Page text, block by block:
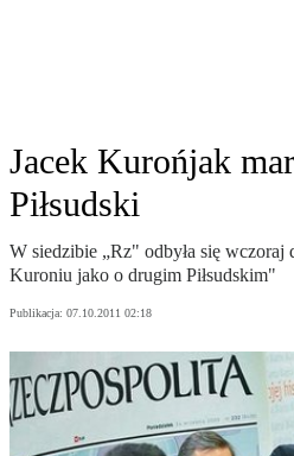
Jacek Kurońjak
Piłsudski
W siedzibie „Rz" odbyła się
Kuroniu jako o drugim Piłsudskim"
Publikacja: 07.10.2011 02:18